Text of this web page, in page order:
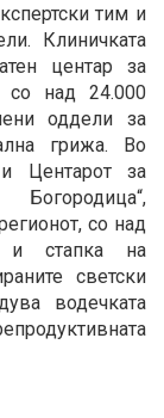
тим и
Клиничката
центар за
со над 24.000
оддели за
грижа. Во
Центарот за
со над
и стапка на
светски
водечката